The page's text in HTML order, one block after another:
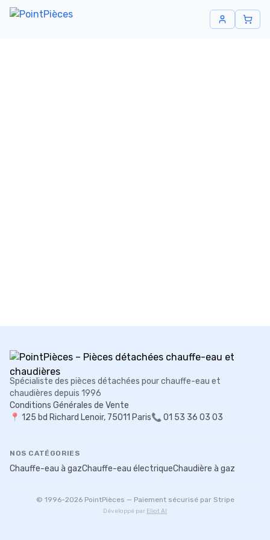
Spécialiste des pièces détachées pour chauffe-eau et
chaudières depuis 1996
Conditions Générales de Vente
📍 125 bd Richard Lenoir, 75011 Paris📞 01 53 36 03 03
NOS CATÉGORIES
Chauffe-eau à gazChauffe-eau électriqueChaudière à gaz
© 1996-2026PointPièces — Paiement sécurisé par Stripe
Développé par Eliot AI